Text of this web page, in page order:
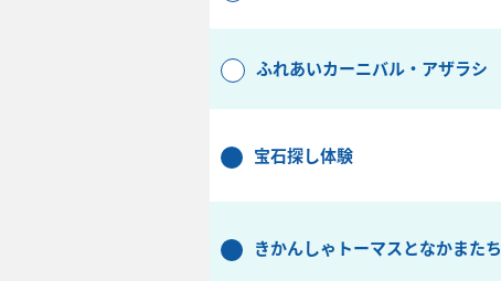
ふれあいカーニバル・アザラシ
宝石探し体験
きかんしゃトーマスとなかまたち